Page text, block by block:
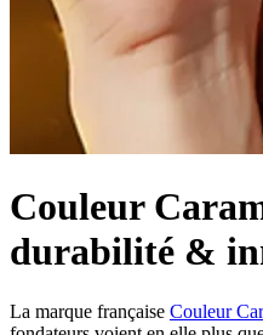
Couleur
durabilité &
La marque française Couleur